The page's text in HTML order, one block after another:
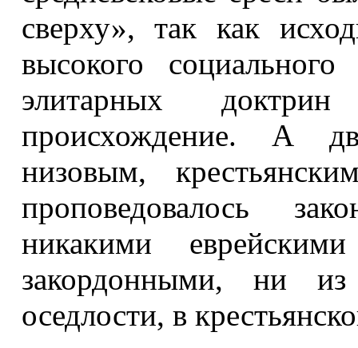
сверху», так как
высокого
элитарных
происхождение. А
низовым,
проповедовалось
никакими
закордонными, ни
оседлости, в